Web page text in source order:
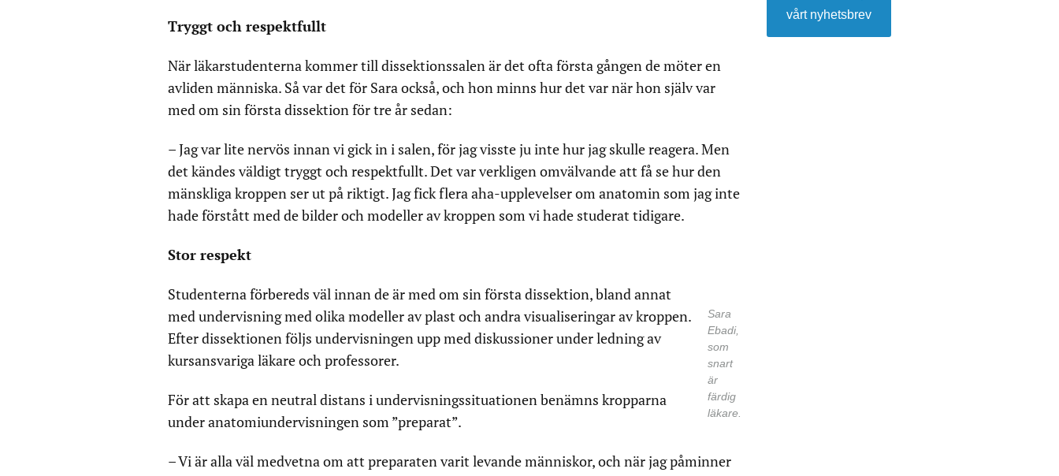
Tryggt och respektfullt
När läkarstudenterna kommer till dissektionssalen är det ofta första gången de möter en
avliden människa. Så var det för Sara också, och hon minns hur det var när hon själv var
med om sin första dissektion för tre år sedan:
– Jag var lite nervös innan vi gick in i salen, för jag visste ju inte hur jag skulle reagera. Men
det kändes väldigt tryggt och respektfullt. Det var verkligen omvälvande att få se hur den
mänskliga kroppen ser ut på riktigt. Jag fick flera aha-upplevelser om anatomin som jag inte
hade förstått med de bilder och modeller av kroppen som vi hade studerat tidigare.
Stor respekt
Sara
Ebadi,
som
snart
är
färdig
läkare.
Studenterna förbereds väl innan de är med om sin första dissektion, bland annat
med undervisning med olika modeller av plast och andra visualiseringar av kroppen.
Efter dissektionen följs undervisningen upp med diskussioner under ledning av
kursansvariga läkare och professorer.
För att skapa en neutral distans i undervisningssituationen benämns kropparna
under anatomiundervisningen som ”preparat”.
– Vi är alla väl medvetna om att preparaten varit levande människor, och när jag påminner
vårt nyhetsbrev